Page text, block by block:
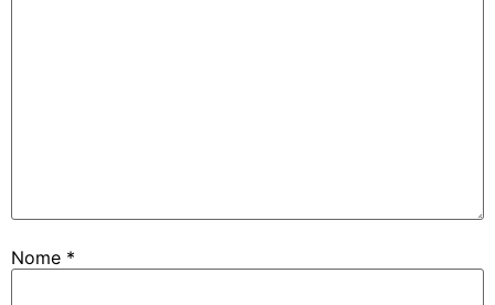
Nome *